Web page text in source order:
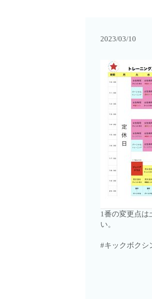
2023/03/10
1番の変更点は
い。
#キックボク